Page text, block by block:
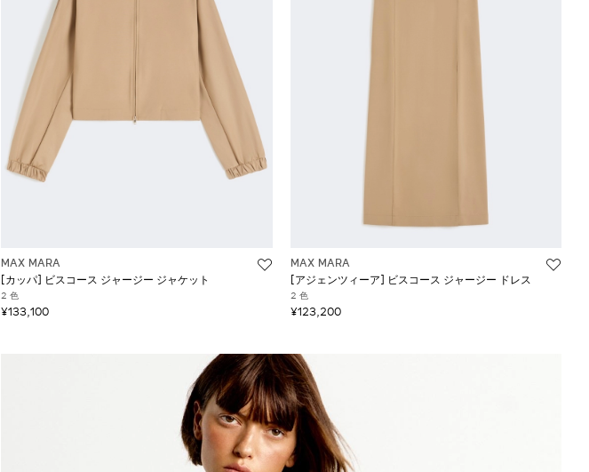
MAX MARA
[カッパ] ビスコース ジャージー ジャケット
2 色
¥133,100
MAX MARA
[アジェンツィーア] ビスコース ジャージー ドレス
2 色
¥123,200